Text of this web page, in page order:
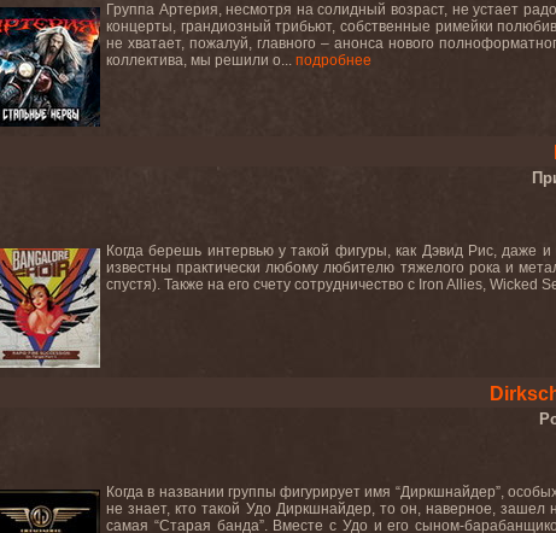
Группа Артерия, несмотря на солидный возраст, не устает
концерты, грандиозный трибьют, собственные римейки
не хватает, пожалуй, главного – анонса нового
коллектива, мы решили о... подробнее
Когда берешь интервью у такой фигуры, как Дэвид Рис, даже
известны практически любому любителю тяжелого рока и
спустя). Также на его счету сотрудничество с Iron Allies,
Когда в названии группы фигурирует имя “Диркшнайдер”,
не знает, кто такой Удо Диркшнайдер, то он, наверное,
самая “Старая банда”. Вместе с Удо и его сыном-